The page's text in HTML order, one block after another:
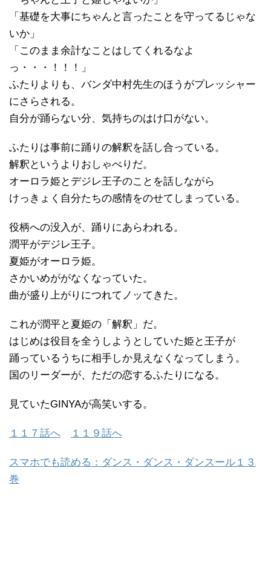
「基礎を大事にちゃんと言ったことを守ってるじゃな
いか」
「このまま余計なことはしてくれるなよ
っ・・・！！！」
ふたりよりも、バンダ中村先生のほうがプレッシャー
にさらされる。
自分が踊らない分、気持ちのはけ口がない。
ふたりは事前に踊りの解釈を話し合っている。
解釈というよりおしゃべりだ。
オーロラ姫とデジレ王子のことを話しながら
けっきょく自分たちの感情をのせてしまっている。
役柄への没入が、踊りにあらわれる。
潤平がデジレ王子。
夏姫がオーロラ姫。
さかいめががなくなっていた。
曲が盛り上がりにつれてノッてきた。
これが潤平と夏姫の「解釈」だ。
はじめは役目を全うしようとしていた姫と王子が
踊っているうちに相手しか見えなくなってしまう。
国のリーダーが、ただの恋するふたりになる。
見ていたGINYAが高笑いする。
１１７話へ １１９話へ
スマホでも読める：ダンス・ダンス・ダンスール１３
巻